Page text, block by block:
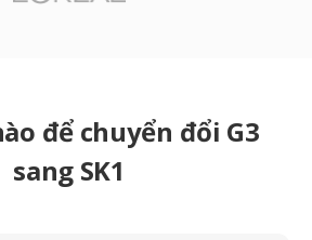
để chuyển đổi G3
sang SK1